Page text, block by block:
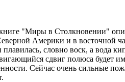
"Миры в Столкновении"
Америки и в восточной
плавилась, словно воск, а вода
сдвиг полюса будет
Сейчас очень сильные